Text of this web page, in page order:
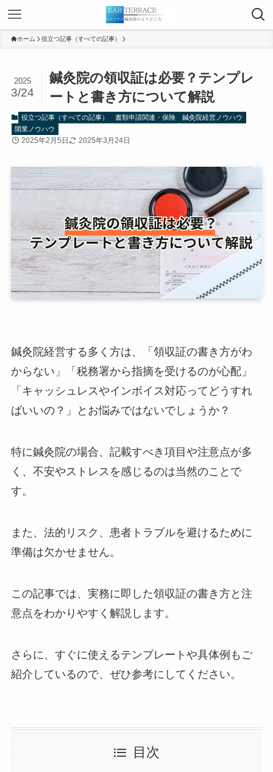
ホーム 役立つ記事（すべての記事）
鍼灸院の領収証は必要？テンプレ
ートと書き方について解説
2025
3/24
役立つ記事（すべての記事） 書類申請関連・保険
鍼灸院経営ノウハウ
開業ノウハウ
2025年2月5日 2025年3月24日
鍼灸院経営する多く方は、「領収証の書き方がわ
からない」「税務署から指摘を受けるのが心配」
「キャッシュレスやインボイス対応ってどうすれ
ばいいの？」とお悩みではないでしょうか？
特に鍼灸院の場合、記載すべき項目や注意点が多
く、不安やストレスを感じるのは当然のことで
す。
また、法的リスク、患者トラブルを避けるために
準備は欠かせません。
この記事では、実務に即した領収証の書き方と注
意点をわかりやすく解説します。
さらに、すぐに使えるテンプレートや具体例もご
紹介しているので、ぜひ参考にしてください。
目次